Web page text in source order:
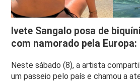
Ivete Sangalo posa de
com namorado pela Europa:
Neste sábado (8), a artista
um passeio pelo país e chamou a